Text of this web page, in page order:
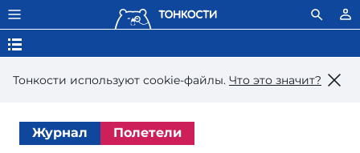
Тонкости используют сookie-файлы. Что это значит?
Журнал Полетели